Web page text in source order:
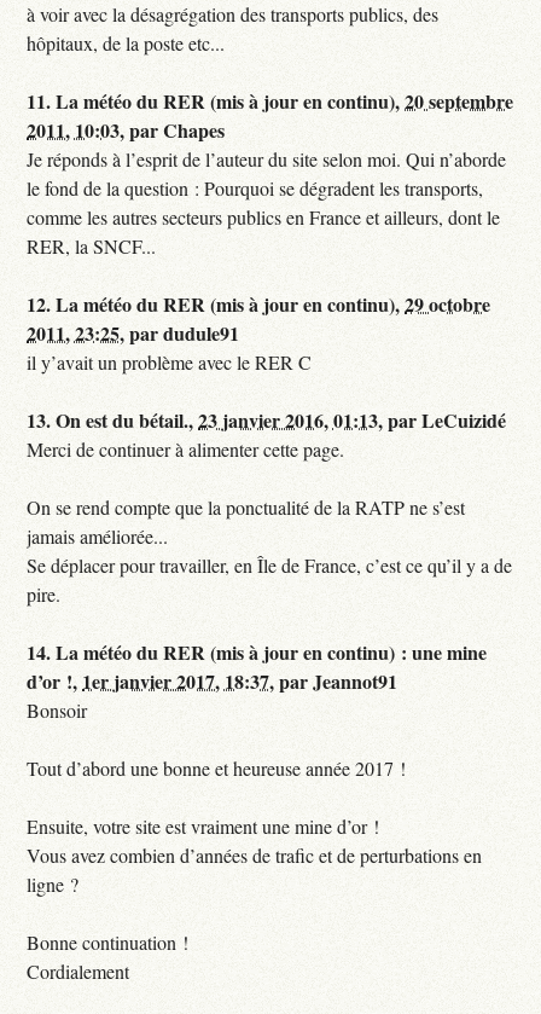
à voir avec la désagrégation des transports publics, des
hôpitaux, de la poste etc...
11.La météo du RER (mis à jour en continu),20 septembre
2011, 10:03,parChapes
Je réponds à l’esprit de l’auteur du site selon moi. Qui n’aborde
le fond de la question : Pourquoi se dégradent les transports,
comme les autres secteurs publics en France et ailleurs, dont le
RER, la SNCF...
12.La météo du RER (mis à jour en continu),29 octobre
2011, 23:25,pardudule91
il y’avait un problème avec le RER C
13.On est du bétail.,23 janvier 2016, 01:13,parLeCuizidé
Merci de continuer à alimenter cette page.
On se rend compte que la ponctualité de la RATP ne s’est
jamais améliorée...
Se déplacer pour travailler, en Île de France, c’est ce qu’il y a de
pire.
14.La météo du RER (mis à jour en continu) : une mine
d’or !, 1er janvier 2017, 18:37,parJeannot91
Bonsoir
Tout d’abord une bonne et heureuse année 2017 !
Ensuite, votre site est vraiment une mine d’or !
Vous avez combien d’années de trafic et de perturbations en
ligne ?
Bonne continuation !
Cordialement